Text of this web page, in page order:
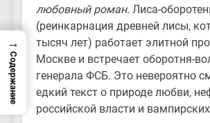
любовный роман. Лиса-
(реинкарнация древней лисы,
тысяч лет) работает элитной
Москве и встречает оборотня-
генерала ФСБ. Это невероятно
едкий текст о природе любви,
российской власти и вампирских
→
Содержание